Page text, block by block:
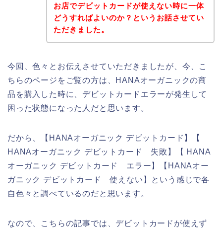
お店でデビットカードが使えない時に一体
どうすればよいのか？というお話させてい
ただきました。
今回、色々とお伝えさせていただきましたが、今、こ
ちらのページをご覧の方は、HANAオーガニックの商
品を購入した時に、デビットカードエラーが発生して
困った状態になった人だと思います。
だから、【HANAオーガニック デビットカード】【
HANAオーガニック デビットカード 失敗】【 HANA
オーガニック デビットカード エラー】【HANAオー
ガニック デビットカード 使えない】という感じで各
自色々と調べているのだと思います。
なので、こちらの記事では、デビットカードが使えず